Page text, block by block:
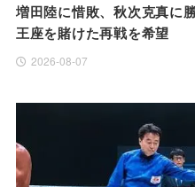
増田陸に惜敗、秋次克真に
王座を賭けた再戦を希望
2026-08-07